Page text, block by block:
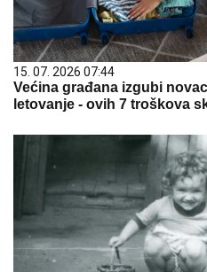
15. 07. 2026 07:44
Većina građana izgubi
letovanje - ovih 7 troškova